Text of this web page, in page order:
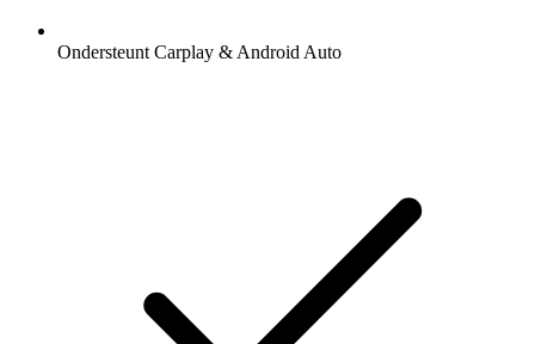
Ondersteunt Carplay & Android Auto